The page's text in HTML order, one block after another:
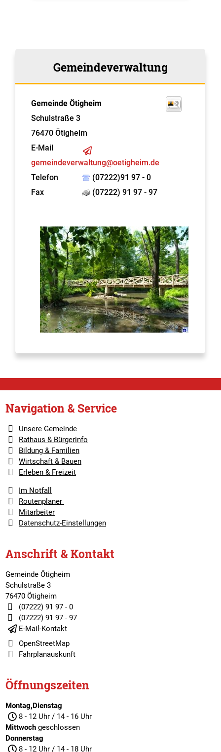
Gemeindeverwaltung
Gemeinde Ötigheim
Schulstraße 3
76470 Ötigheim
E-Mail
gemeindeverwaltung@oetigheim.de
Telefon
(07222)91 97 - 0
Fax
(07222) 91 97 - 97
Navigation & Service
Unsere Gemeinde
Rathaus & Bürgerinfo
Bildung & Familien
Wirtschaft & Bauen
Erleben & Freizeit
Im Notfall
Routenplaner
Mitarbeiter
Datenschutz-Einstellungen
Anschrift & Kontakt
Gemeinde Ötigheim
Schulstraße 3
76470 Ötigheim
(07222) 91 97 - 0
(07222) 91 97 - 97
E-Mail-Kontakt
OpenStreetMap
Fahrplanauskunft
Öffnungszeiten
Montag,Dienstag
8 - 12 Uhr / 14 - 16 Uhr
Mittwochgeschlossen
Donnerstag
8 - 12 Uhr / 14 - 18 Uhr